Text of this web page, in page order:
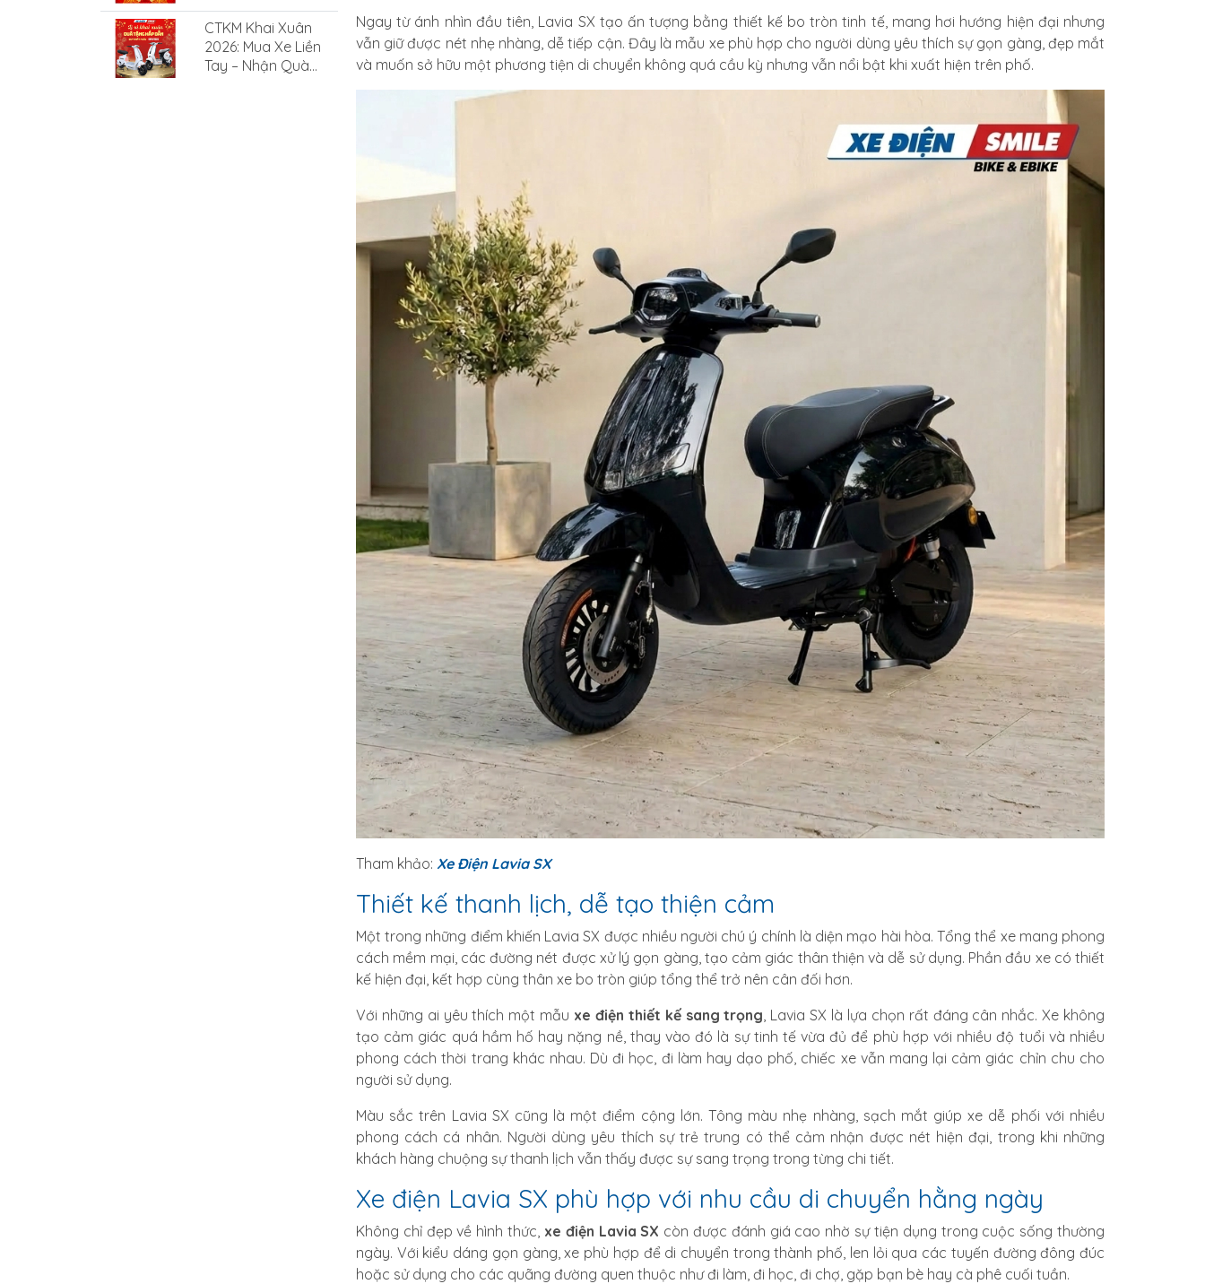
Ngay từ ánh nhìn đầu tiên, Lavia SX tạo ấn tượng bằng thiết kế bo tròn tinh tế, mang hơi hướng hiện đại nhưng
vẫn giữ được nét nhẹ nhàng, dễ tiếp cận. Đây là mẫu xe phù hợp cho người dùng yêu thích sự gọn gàng, đẹp mắt
và muốn sở hữu một phương tiện di chuyển không quá cầu kỳ nhưng vẫn nổi bật khi xuất hiện trên phố.
Tham khảo: Xe Điện Lavia SX
Thiết kế thanh lịch, dễ tạo thiện cảm
Một trong những điểm khiến Lavia SX được nhiều người chú ý chính là diện mạo hài hòa. Tổng thể xe mang phong
cách mềm mại, các đường nét được xử lý gọn gàng, tạo cảm giác thân thiện và dễ sử dụng. Phần đầu xe có thiết
kế hiện đại, kết hợp cùng thân xe bo tròn giúp tổng thể trở nên cân đối hơn.
Với những ai yêu thích một mẫu xe điện thiết kế sang trọng, Lavia SX là lựa chọn rất đáng cân nhắc. Xe không
tạo cảm giác quá hầm hố hay nặng nề, thay vào đó là sự tinh tế vừa đủ để phù hợp với nhiều độ tuổi và nhiều
phong cách thời trang khác nhau. Dù đi học, đi làm hay dạo phố, chiếc xe vẫn mang lại cảm giác chỉn chu cho
người sử dụng.
Màu sắc trên Lavia SX cũng là một điểm cộng lớn. Tông màu nhẹ nhàng, sạch mắt giúp xe dễ phối với nhiều
phong cách cá nhân. Người dùng yêu thích sự trẻ trung có thể cảm nhận được nét hiện đại, trong khi những
khách hàng chuộng sự thanh lịch vẫn thấy được sự sang trọng trong từng chi tiết.
Xe điện Lavia SX phù hợp với nhu cầu di chuyển hằng ngày
Không chỉ đẹp về hình thức, xe điện Lavia SX còn được đánh giá cao nhờ sự tiện dụng trong cuộc sống thường
ngày. Với kiểu dáng gọn gàng, xe phù hợp để di chuyển trong thành phố, len lỏi qua các tuyến đường đông đúc
hoặc sử dụng cho các quãng đường quen thuộc như đi làm, đi học, đi chợ, gặp bạn bè hay cà phê cuối tuần.
CTKM Khai Xuân
2026: Mua Xe Liền
Tay – Nhận Quà